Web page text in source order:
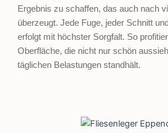
Ergebnis zu schaffen, das auch nach
überzeugt. Jede Fuge, jeder Schnitt
erfolgt mit höchster Sorgfalt. So
Oberfläche, die nicht nur schön
täglichen Belastungen standhält.